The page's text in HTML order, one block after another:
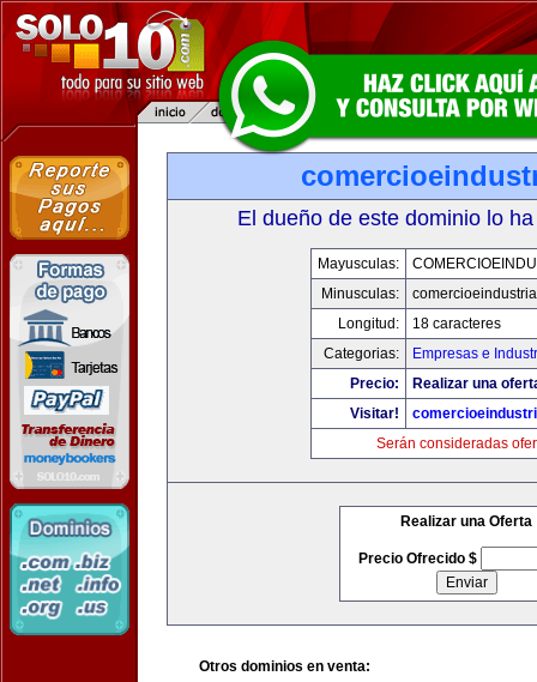
El dueño de este dominio lo
Mayusculas:
Minusculas:
Longitud:
18 caracteres
Categorias:
Empresas e
Precio:
Realizar una
Visitar!
Serán consideradas
Realizar una Oferta
Precio Ofrecido $
Otros dominios en venta: